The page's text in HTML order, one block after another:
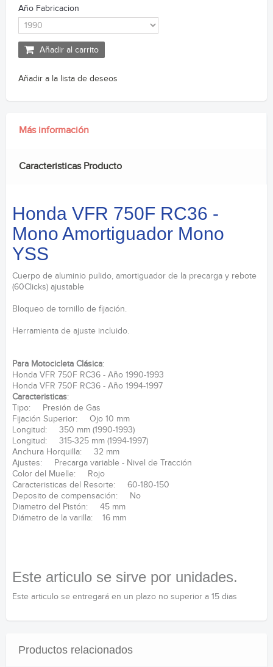
Año Fabricacion
Añadir al carrito
Añadir a la lista de deseos
Más información
Caracteristicas Producto
Honda VFR 750F RC36 -
Mono Amortiguador Mono
YSS
Cuerpo de aluminio pulido, amortiguador de la precarga y rebote
(60Clicks) ajustable
Bloqueo de tornillo de fijación.
Herramienta de ajuste incluido.
Para Motocicleta Clásica:
Honda VFR 750F RC36 - Año 1990-1993
Honda VFR 750F RC36 - Año 1994-1997
Caracteristicas:
Tipo: Presión de Gas
Fijación Superior: Ojo 10 mm
Longitud: 350 mm (1990-1993)
Longitud: 315-325 mm (1994-1997)
Anchura Horquilla: 32 mm
Ajustes: Precarga variable - Nivel de Tracción
Color del Muelle: Rojo
Caracteristicas del Resorte: 60-180-150
Deposito de compensación: No
Diametro del Pistón: 45 mm
Diámetro de la varilla: 16 mm
Este articulo se sirve por unidades.
Este articulo se entregará en un plazo no superior a 15 dias
Productos relacionados